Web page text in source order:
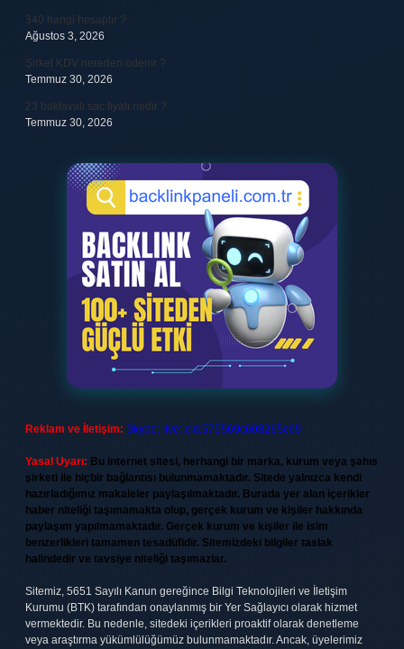
340 hangi hesaptır ?
Ağustos 3, 2026
Şirket KDV nereden ödenir ?
Temmuz 30, 2026
23 baklavalı sac fiyatı nedir ?
Temmuz 30, 2026
Reklam ve İletişim: Skype: live:.cid.575569c608265c69
Yasal Uyarı: Bu internet sitesi, herhangi bir marka, kurum veya şahıs
şirketi ile hiçbir bağlantısı bulunmamaktadır. Sitede yalnızca kendi
hazırladığımız makaleler paylaşılmaktadır. Burada yer alan içerikler
haber niteliği taşımamakta olup, gerçek kurum ve kişiler hakkında
paylaşım yapılmamaktadır. Gerçek kurum ve kişiler ile isim
benzerlikleri tamamen tesadüfidir. Sitemizdeki bilgiler taslak
halindedir ve tavsiye niteliği taşımazlar.
Sitemiz, 5651 Sayılı Kanun gereğince Bilgi Teknolojileri ve İletişim
Kurumu (BTK) tarafından onaylanmış bir Yer Sağlayıcı olarak hizmet
vermektedir. Bu nedenle, sitedeki içerikleri proaktif olarak denetleme
veya araştırma yükümlülüğümüz bulunmamaktadır. Ancak, üyelerimiz